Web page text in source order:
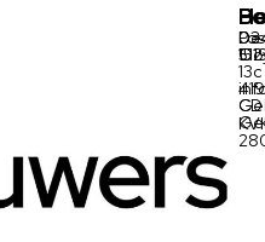
De
13c
152
CD